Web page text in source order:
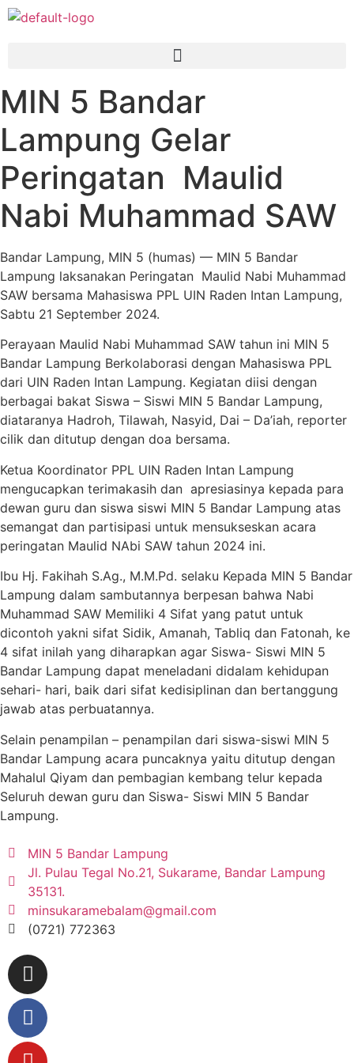
MIN 5 Bandar
Lampung Gelar
Peringatan Maulid
Nabi Muhammad SAW
Bandar Lampung, MIN 5 (humas) — MIN 5 Bandar
Lampung laksanakan Peringatan Maulid Nabi Muhammad
SAW bersama Mahasiswa PPL UIN Raden Intan Lampung,
Sabtu 21 September 2024.
Perayaan Maulid Nabi Muhammad SAW tahun ini MIN 5
Bandar Lampung Berkolaborasi dengan Mahasiswa PPL
dari UIN Raden Intan Lampung. Kegiatan diisi dengan
berbagai bakat Siswa – Siswi MIN 5 Bandar Lampung,
diataranya Hadroh, Tilawah, Nasyid, Dai – Da’iah, reporter
cilik dan ditutup dengan doa bersama.
Ketua Koordinator PPL UIN Raden Intan Lampung
mengucapkan terimakasih dan apresiasinya kepada para
dewan guru dan siswa siswi MIN 5 Bandar Lampung atas
semangat dan partisipasi untuk mensukseskan acara
peringatan Maulid NAbi SAW tahun 2024 ini.
Ibu Hj. Fakihah S.Ag., M.M.Pd. selaku Kepada MIN 5 Bandar
Lampung dalam sambutannya berpesan bahwa Nabi
Muhammad SAW Memiliki 4 Sifat yang patut untuk
dicontoh yakni sifat Sidik, Amanah, Tabliq dan Fatonah, ke
4 sifat inilah yang diharapkan agar Siswa- Siswi MIN 5
Bandar Lampung dapat meneladani didalam kehidupan
sehari- hari, baik dari sifat kedisiplinan dan bertanggung
jawab atas perbuatannya.
Selain penampilan – penampilan dari siswa-siswi MIN 5
Bandar Lampung acara puncaknya yaitu ditutup dengan
Mahalul Qiyam dan pembagian kembang telur kepada
Seluruh dewan guru dan Siswa- Siswi MIN 5 Bandar
Lampung.
MIN 5 Bandar Lampung
Jl. Pulau Tegal No.21, Sukarame, Bandar Lampung
35131.
minsukaramebalam@gmail.com
(0721) 772363